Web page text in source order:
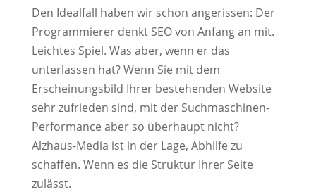
Den Idealfall haben wir schon angerissen: Der
Programmierer denkt SEO von Anfang an mit.
Leichtes Spiel. Was aber, wenn er das
unterlassen hat? Wenn Sie mit dem
Erscheinungsbild Ihrer bestehenden Website
sehr zufrieden sind, mit der Suchmaschinen-
Performance aber so überhaupt nicht?
Alzhaus-Media ist in der Lage, Abhilfe zu
schaffen. Wenn es die Struktur Ihrer Seite
zulässt.